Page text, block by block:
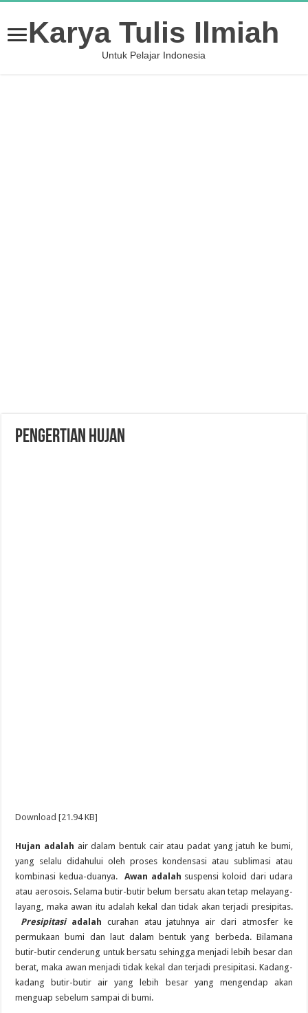
Karya Tulis Ilmiah
Untuk Pelajar Indonesia
Pengertian Hujan
Download [21.94 KB]
Hujan adalah air dalam bentuk cair atau padat yang jatuh ke bumi,
yang selalu didahului oleh proses kondensasi atau sublimasi atau
kombinasi kedua-duanya. Awan adalah suspensi koloid dari udara
atau aerosois. Selama butir-butir belum bersatu akan tetap melayang-
layang, maka awan itu adalah kekal dan tidak akan terjadi presipitas.
Presipitasi adalah curahan atau jatuhnya air dari atmosfer ke
permukaan bumi dan laut dalam bentuk yang berbeda. Bilamana
butir-butir cenderung untuk bersatu sehingga menjadi lebih besar dan
berat, maka awan menjadi tidak kekal dan terjadi presipitasi. Kadang-
kadang butir-butir air yang lebih besar yang mengendap akan
menguap sebelum sampai di bumi.